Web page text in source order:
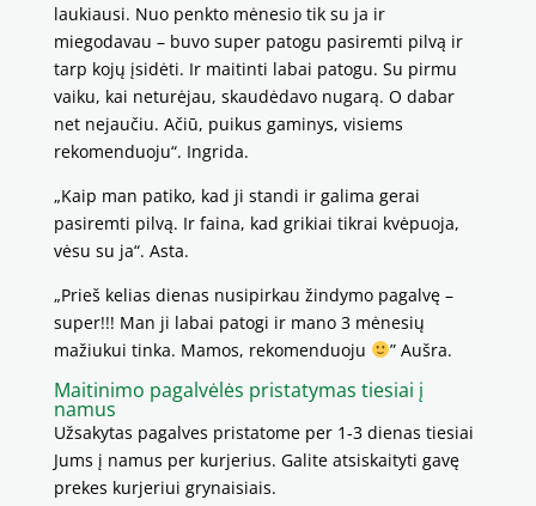
laukiausi. Nuo penkto mėnesio tik su ja ir
miegodavau – buvo super patogu pasiremti pilvą ir
tarp kojų įsidėti. Ir maitinti labai patogu. Su pirmu
vaiku, kai neturėjau, skaudėdavo nugarą. O dabar
net nejaučiu. Ačiū, puikus gaminys, visiems
rekomenduoju“. Ingrida.
„Kaip man patiko, kad ji standi ir galima gerai
pasiremti pilvą. Ir faina, kad grikiai tikrai kvėpuoja,
vėsu su ja“. Asta.
„Prieš kelias dienas nusipirkau žindymo pagalvę –
super!!! Man ji labai patogi ir mano 3 mėnesių
mažiukui tinka. Mamos, rekomenduoju
” Aušra.
Maitinimo pagalvėlės pristatymas tiesiai į
namus
Užsakytas pagalves pristatome per 1-3 dienas tiesiai
Jums į namus per kurjerius. Galite atsiskaityti gavę
prekes kurjeriui grynaisiais.